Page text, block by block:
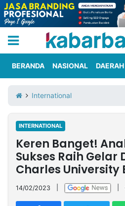
Iklan
Berita
Kami
Nasional
International
Olahraga
Entertainment
Daerah
Pariwisata
Kuliner
Kolom
Network
PT
BERANDA NASIONAL DAERAH
International
INTERNATIONAL
Keren Banget!
Sukses Raih Gelar
Charles University
14/02/2023